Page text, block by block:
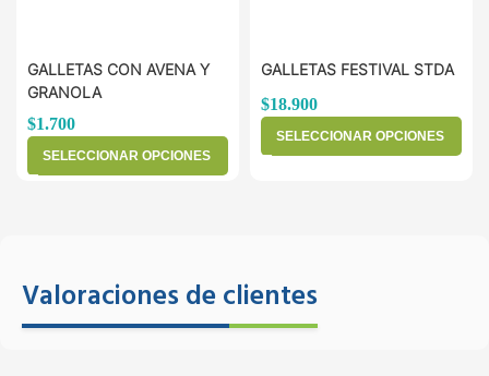
GALLETAS CON AVENA Y
GRANOLA
$1.700
SELECCIONAR OPCIONES
GALLETAS FESTIVAL STDA
$18.900
SELECCIONAR OPCIONES
Valoraciones de clientes